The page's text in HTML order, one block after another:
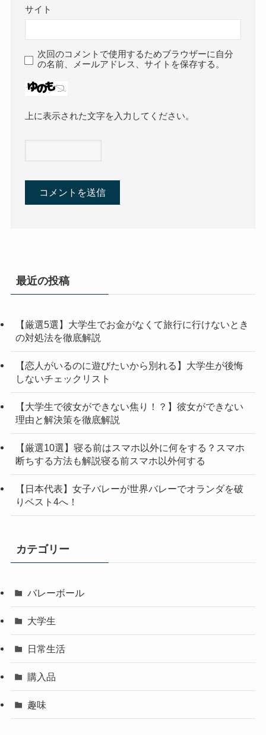
サイト
次回のコメントで使用するためブラウザーに自分
の名前、メールアドレス、サイトを保存する。
上に表示された文字を入力してください。
最近の投稿
【厳選5選】大学生でお金がなくて旅行に行けないとき
の対処法を徹底解説
【恋人がいるのに遊びたいから別れる】大学生が後悔
しないチェックリスト
【大学生で彼女ができない焦り！？】彼女ができない
理由と解決策を徹底解説
【厳選10選】寝る前はスマホ以外に何をする？スマホ
断ちする方法も解説寝る前スマホ以外何する
【日本代表】女子バレーが世界バレーでオランダを破
りベスト4へ！
カテゴリー
バレーボール
大学生
日常生活
購入品
趣味